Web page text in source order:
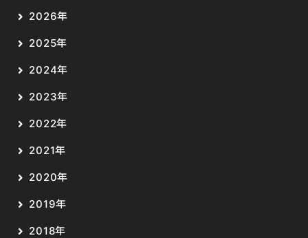
2026年
2025年
2024年
2023年
2022年
2021年
2020年
2019年
2018年